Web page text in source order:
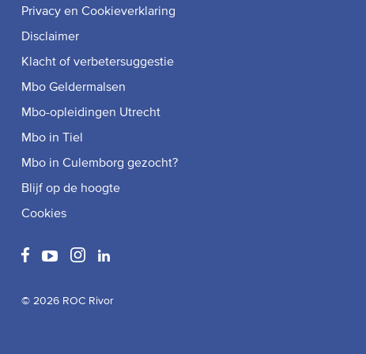
Privacy en Cookieverklaring
Disclaimer
Klacht of verbetersuggestie
Mbo Geldermalsen
Mbo-opleidingen Utrecht
Mbo in Tiel
Mbo in Culemborg gezocht?
Blijf op de hoogte
Cookies
© 2026 ROC Rivor